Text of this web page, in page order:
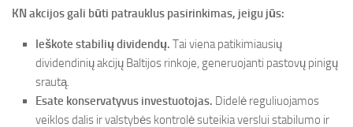
KN akcijos gali būti patrauklus pasirinkimas, jeigu jūs:
Ieškote stabilių dividendų. Tai viena patikimiausių
dividendinių akcijų Baltijos rinkoje, generuojanti pastovų pinigų
srautą.
Esate konservatyvus investuotojas. Didelė reguliuojamos
veiklos dalis ir valstybės kontrolė suteikia verslui stabilumo ir